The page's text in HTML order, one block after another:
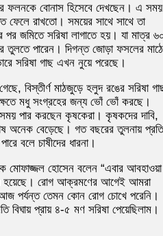
ফলনকে বোনাস হিসেবে দেখছেন। এ সময়
ফেলে রাখতো। সময়ের সাথে সাথে তা
পর জমিতে সরিষা লাগাতে হয়। যা মাত্র
পারেন। দিগন্ত জোড়া ফসলের মাঠে
সরিষা গাছ এখন নুয়ে পরেছে।
বিস্তীর্ণ মাঠজুড়ে হলুদ রঙের সরিষা
মধু সংগ্রহের জন্য ভোঁ ভোঁ করছে।
পার করছেন কৃষকেরা। কৃষকদের দাবি,
অনেক বেড়েছে। গত বছরের তুলনায় প্রতি
বলে চাষীদের ধারনা।
মোফাজ্জল হোসেন বলেন “এবার আবহাওয়া
হয়েছে। রোগ আক্রমণের আগেই আমরা
পর্যন্ত তেমন কোন রোগ চোখে পরেনি।
প্রায় ৪-৫ মণ সরিষা পেয়েছিলাম।